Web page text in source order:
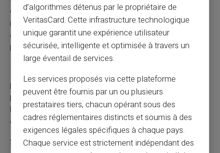
opportunités d'interception et de détournement. Les
réseaux Wi-Fi publics non sécurisés constituent des
cibles privilégiées pour l'interception de données
bancaires.
Retenez que votre banque ne vous contactera jamais
pour faire un test technique ni un test de virement. Ces
procédures n'existent pas dans le fonctionnement
bancaire normal et constituent toujours des tentatives
de fraude.
Stratégies de protection et bonnes pratiques
d’algorithmes détenus par le propriétaire de
VeritasCard. Cette infrastructure technologique
unique garantit une expérience utilisateur
sécurisée, intelligente et optimisée à travers un
large éventail de services.
Les services proposés via cette plateforme
peuvent être fournis par un ou plusieurs
prestataires tiers, chacun opérant sous des
cadres réglementaires distincts et soumis à des
exigences légales spécifiques à chaque pays.
Chaque service est strictement indépendant des